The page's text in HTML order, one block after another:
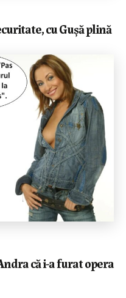
cu Gușă plină
că i-a furat opera